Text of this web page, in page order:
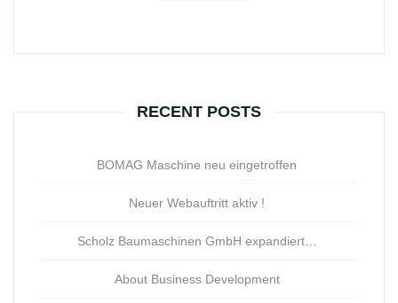
RECENT POSTS
BOMAG Maschine neu eingetroffen
Neuer Webauftritt aktiv !
Scholz Baumaschinen GmbH expandiert…
About Business Development